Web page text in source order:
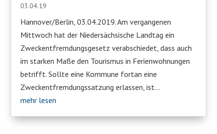
03.04.19
Hannover/Berlin, 03.04.2019. Am vergangenen
Mittwoch hat der Niedersächsische Landtag ein
Zweckentfremdungsgesetz verabschiedet, dass auch
im starken Maße den Tourismus in Ferienwohnungen
betrifft. Sollte eine Kommune fortan eine
Zweckentfremdungssatzung erlassen, ist...
mehr lesen